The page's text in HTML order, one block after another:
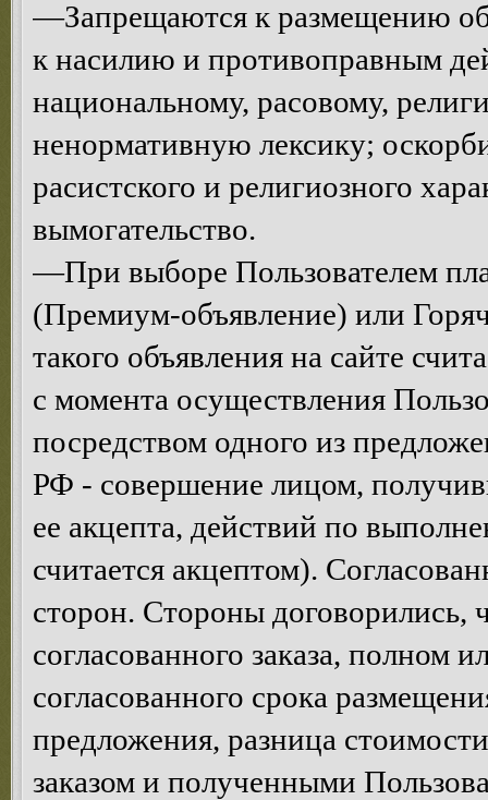
—Запрещаются к размещению
к насилию и противоправным
национальному, расовому,
ненормативную лексику;
расистского и религиозного
вымогательство.
—При выборе Пользователем
(Премиум-объявление) или
такого объявления на сайте
с момента осуществления
посредством одного из
РФ - совершение лицом,
ее акцепта, действий по
считается акцептом).
сторон. Стороны договорились,
согласованного заказа, полном
согласованного срока
предложения, разница
заказом и полученными